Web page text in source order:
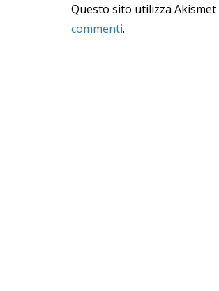
Questo sito utilizza
commenti.